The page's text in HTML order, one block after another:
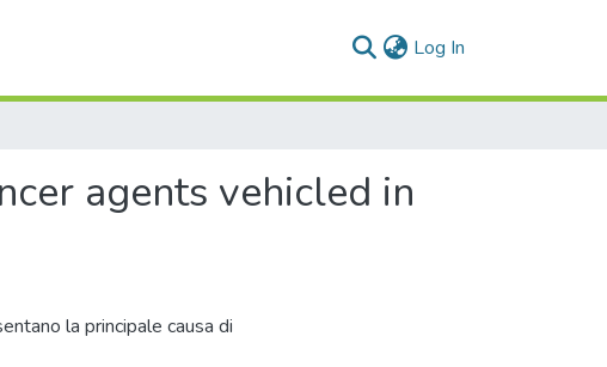
Log In
agents vehicled in
la principale causa di